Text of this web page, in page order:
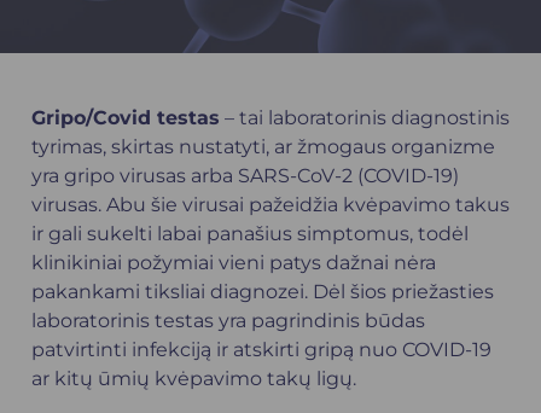
Gripo/Covid testas – tai laboratorinis diagnostinis
tyrimas, skirtas nustatyti, ar žmogaus organizme
yra gripo virusas arba SARS-CoV-2 (COVID-19)
virusas. Abu šie virusai pažeidžia kvėpavimo takus
ir gali sukelti labai panašius simptomus, todėl
klinikiniai požymiai vieni patys dažnai nėra
pakankami tiksliai diagnozei. Dėl šios priežasties
laboratorinis testas yra pagrindinis būdas
patvirtinti infekciją ir atskirti gripą nuo COVID-19
ar kitų ūmių kvėpavimo takų ligų.